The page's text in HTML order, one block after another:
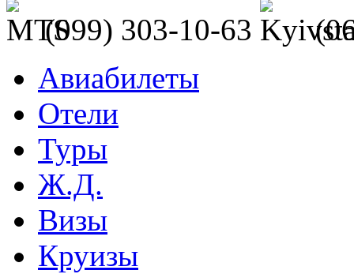
(099) 303-10-63
Авиабилеты
Отели
Туры
Ж.Д.
Визы
Круизы